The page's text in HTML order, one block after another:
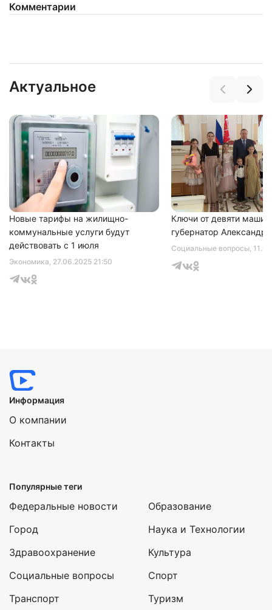
Комментарии
Актуальное
Экономика, 27.06.2025 21:50
Новые тарифы на жилищно-
коммунальные услуги будут
действовать с 1 июля
Социальные вопросы,
Ключи от девяти машин
губернатор Александр
Информация
О компании
Контакты
Популярные теги
Федеральные новости
Город
Здравоохранение
Социальные вопросы
Транспорт
Образование
Наука и Технологии
Культура
Спорт
Туризм